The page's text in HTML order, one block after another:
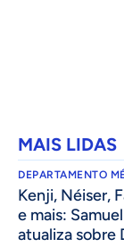
MAIS LIDAS
DEPARTAMENTO
Kenji, Néiser,
e mais:
atualiza sobre